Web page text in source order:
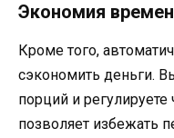
Экономия
Кроме того,
сэкономить деньги.
порций и регулируете
позволяет избежать